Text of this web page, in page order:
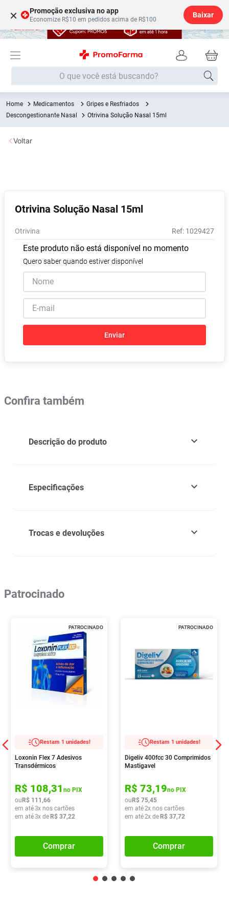
× Promoção exclusiva no app
Economize R$10 em pedidos acima de R$100
Baixar
O que você está buscando?
Medicamentos
Gripes e Resfriados
Descongestionante Nasal
Otrivina Solução Nasal 15ml
Otrivina Solução Nasal 15ml
Otrivina : 1029427
Este produto não está disponível no momento
Quero saber quando estiver disponível
Enviar
Voltar
Confira também
Descrição do produto
Especificações
Trocas e devoluções
Patrocinado
PATROCINADO
Restam 1 unidades!
Loxonin Flex 7 Adesivos
Transdérmicos
R$ 108,31 no PIX
ou R$ 111 ,66
em até3x nos cartões
em até3x de R$ 37,22
Comprar
PATROCINADO
Restam 1 unidades!
Digeliv 400fcc 30 Comprimidos
Mastigavel
R$ 73,19no PIX
ou R$ 75,45
em até2x nos cartões
em até2x de R$ 37,72
Comprar
Termos mais buscados
1º Fralda
2
5º Fralda G
6º Shampoo
8º Absorvente
9º Vitamina D
10º Lavitan